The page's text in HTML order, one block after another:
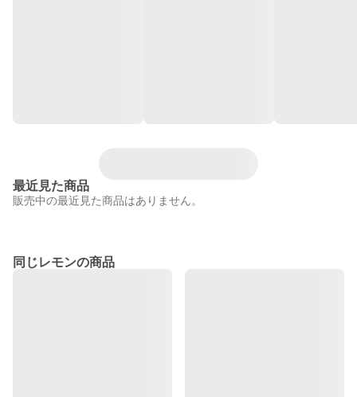
最近見た商品
販売中の最近見た商品はありません。
同じレモンの商品